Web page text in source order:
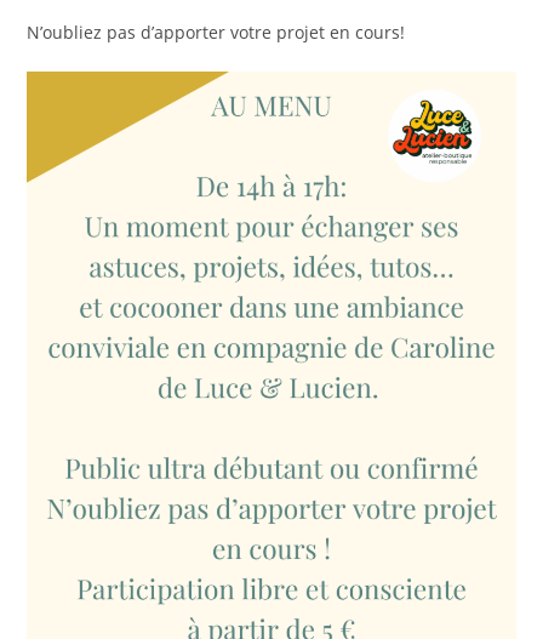
N’oubliez pas d’apporter votre projet en cours!